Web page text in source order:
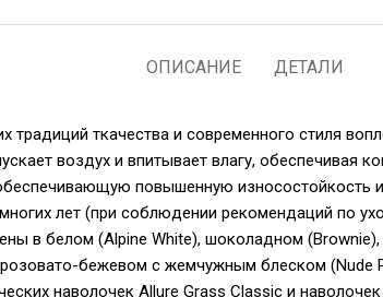
ОПИСАНИЕ ДЕТАЛИ
традиций ткачества и современного стиля
воздух и впитывает влагу,
повышенную
лет (при соблюдении рекомендаций по
в белом (Alpine White), шоколадном
бежевом с жемчужным блеском (Nude
наволочек Allure Grass Classic и